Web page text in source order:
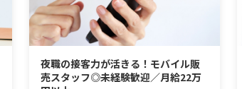
夜職の接客力が活きる！モバイル販
売スタッフ◎未経験歓迎／月給22万